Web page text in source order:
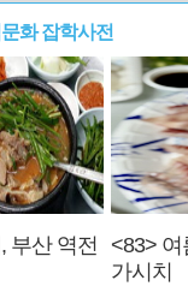
화 잡학사전
부산 역전
<83>
가시치